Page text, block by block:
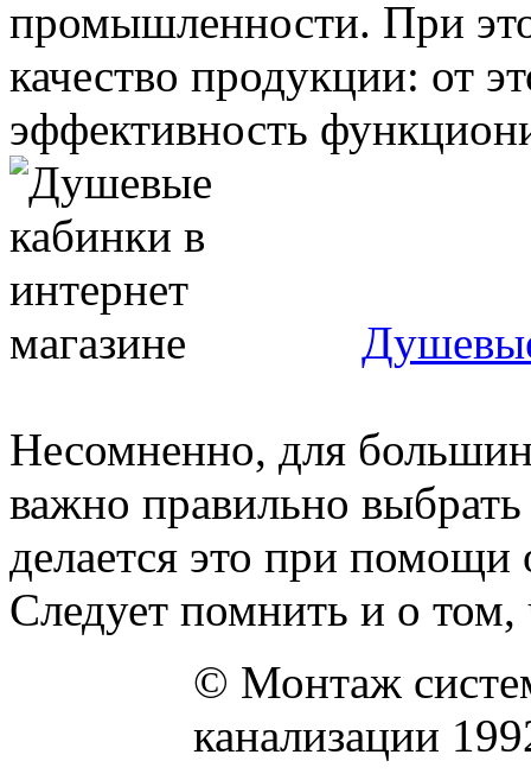
промышленности. При
качество продукции: от
эффективность
Несомненно, для
важно правильно
делается это при
Следует помнить и о том,
© Монтаж
канализации